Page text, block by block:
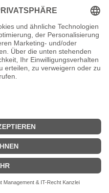
eine Nacht", 2016 in "Zu klein
Dresden". seit 2015spielt er
"Zoe & Ben".
verheiratet, Herkunft etc.
Homepage / Facebook / X /
Alle Rechte vorbehalten. |
| Vita | Herkunft |